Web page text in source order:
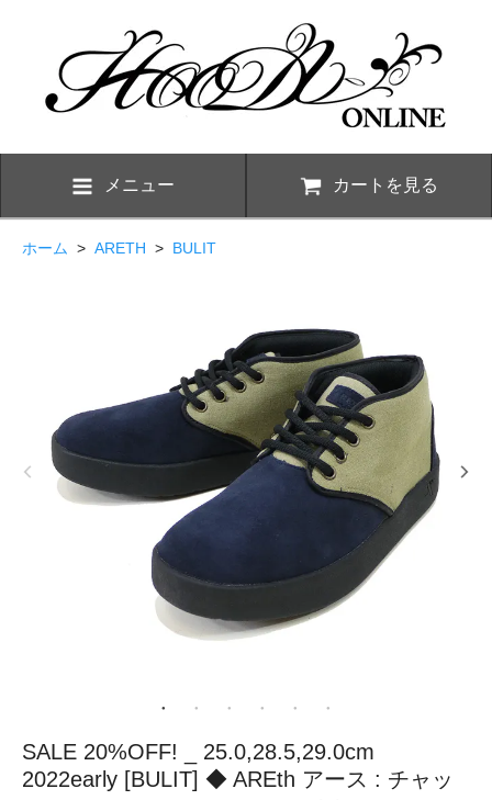
メニュー カートを見る
ホーム > ARETH > BULIT
SALE 20%OFF! _ 25.0,28.5,29.0cm
2022early [BULIT] ◆ AREth アース : チャッ